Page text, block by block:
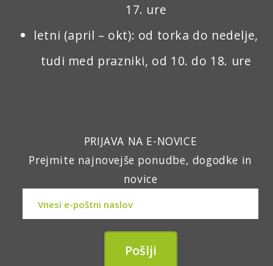
17. ure
letni (april – okt): od torka do nedelje,
tudi med prazniki, od 10. do 18. ure
PRIJAVA NA E-NOVICE
Prejmite najnovejše ponudbe, dogodke in
novice